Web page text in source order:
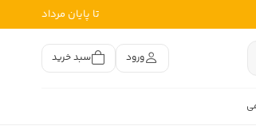
تا پایان مرداد
ورود سبد خرید